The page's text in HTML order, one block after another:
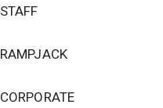
STAFF
RAMPJACK
CORPORATE